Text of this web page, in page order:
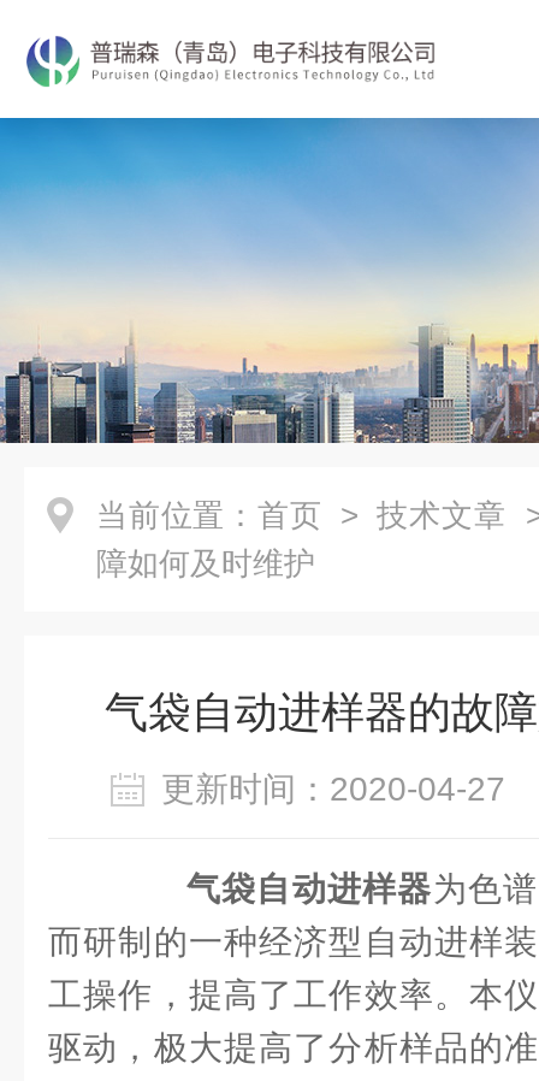
当前位置： 首页 > 技术文章
障如何及时维护
气袋自动进样器的故
更新时间：2020-04-
气袋自动进样器为色
而研制的一种经济型自动进样
工操作，提高了工作效率。本
驱动，极大提高了分析样品的